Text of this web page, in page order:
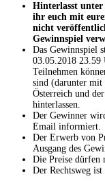
Hinterlasst unter
ihr euch mit
nicht
Gewinnspiel
Das Gewinnspiel
03.05.2018 23.59
Teilnehmen
sind (darunter
Österreich und
hinterlassen.
Der Gewinner
Email informiert.
Der Erwerb von
Ausgang des
Die Preise dürfen
Der Rechtsweg ist